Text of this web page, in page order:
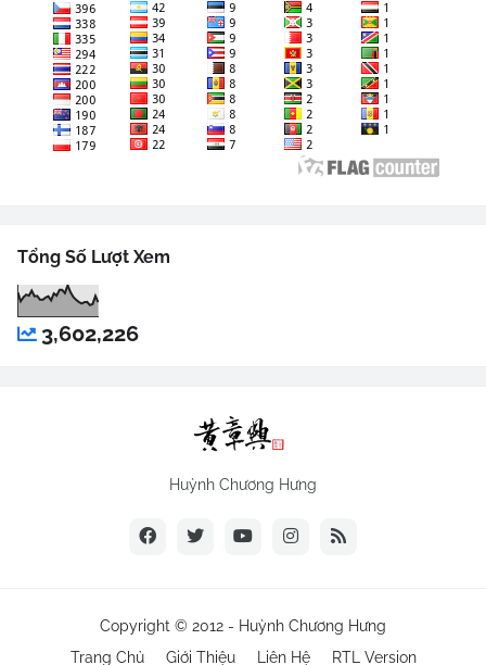
Tổng Số Lượt Xem
3,602,226
Huỳnh Chương Hưng
Copyright © 2012 - Huỳnh Chương Hưng
Trang Chủ
Giới Thiệu Liên Hệ RTL Version